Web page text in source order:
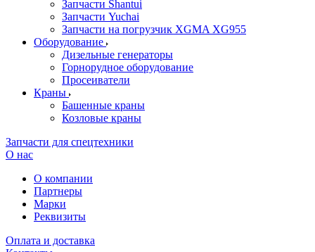
Запчасти Shantui
Запчасти Yuchai
Запчасти на погрузчик XGMA XG955
Оборудование
Дизельные генераторы
Горнорудное оборудование
Просеиватели
Краны
Башенные краны
Козловые краны
Запчасти для спецтехники
О нас
О компании
Партнеры
Марки
Реквизиты
Оплата и доставка